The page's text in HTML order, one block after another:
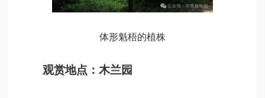
体形魁梧的植株
观赏地点：木兰园